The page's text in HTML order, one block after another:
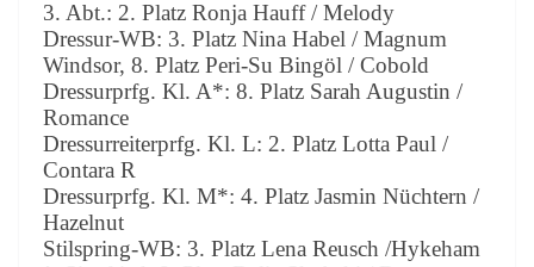
3. Abt.: 2. Platz Ronja Hauff / Melody
Dressur-WB: 3. Platz Nina Habel / Magnum
Windsor, 8. Platz Peri-Su Bingöl / Cobold
Dressurprfg. Kl. A*: 8. Platz Sarah Augustin /
Romance
Dressurreiterprfg. Kl. L: 2. Platz Lotta Paul /
Contara R
Dressurprfg. Kl. M*: 4. Platz Jasmin Nüchtern /
Hazelnut
Stilspring-WB: 3. Platz Lena Reusch /Hykeham